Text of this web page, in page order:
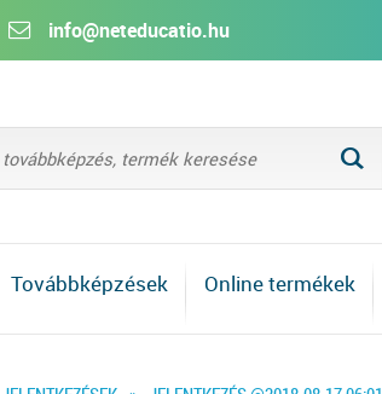
info@neteducatio.hu
L
Továbbképzések Online termékek